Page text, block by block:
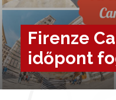
Firenze
időpont